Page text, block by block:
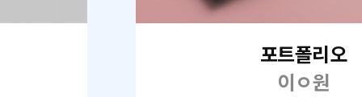
포트폴리오
이ㅇ원